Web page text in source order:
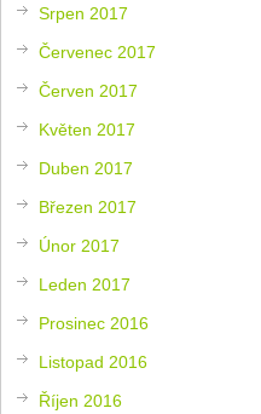
Srpen 2017
Červenec 2017
Červen 2017
Květen 2017
Duben 2017
Březen 2017
Únor 2017
Leden 2017
Prosinec 2016
Listopad 2016
Říjen 2016